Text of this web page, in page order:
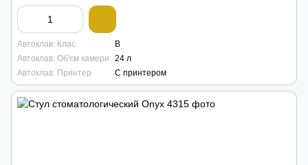
Автоклав: Клас
B
Автоклав: Об'єм камери
24 л
Автоклав: Принтер
С принтером